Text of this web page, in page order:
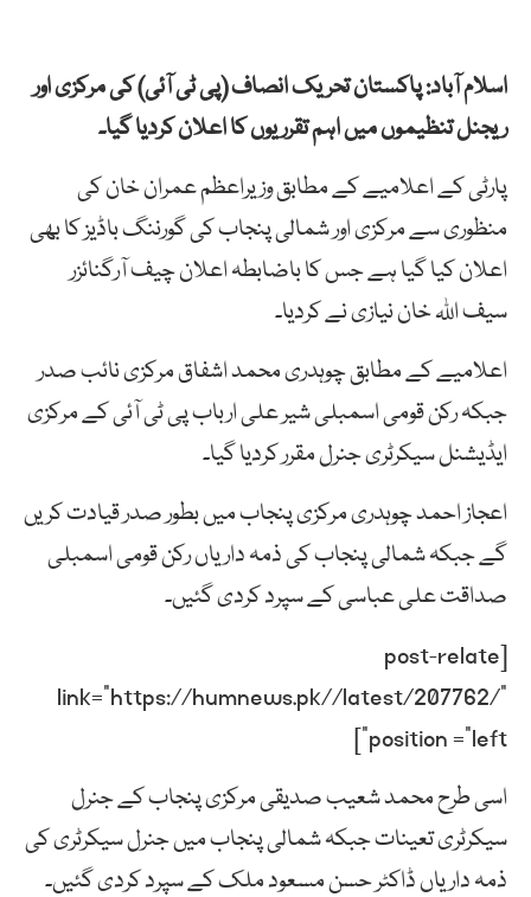
اسلام آباد: پاکستان تحریک انصاف (پی ٹی آئی) کی مرکزی اور
ریجنل تنظیموں میں اہم تقرریوں کا اعلان کردیا گیا۔
پارٹی کے اعلامیے کے مطابق وزیراعظم عمران خان کی
منظوری سے مرکزی اور شمالی پنجاب کی گورننگ باڈیز کا بھی
اعلان کیا گیا ہے جس کا باضابطہ اعلان چیف آرگنائزر
سیف اللہ خان نیازی نے کردیا۔
اعلامیے کے مطابق چوہدری محمد اشفاق مرکزی نائب صدر
جبکہ رکن قومی اسمبلی شیر علی ارباب پی ٹی آئی کے مرکزی
ایڈیشنل سیکرٹری جنرل مقرر کردیا گیا۔
اعجاز احمد چوہدری مرکزی پنجاب میں بطور صدر قیادت کریں
گے جبکہ شمالی پنجاب کی ذمہ داریاں رکن قومی اسمبلی
صداقت علی عباسی کے سپرد کردی گئیں۔
[post-relate
link=”https://humnews.pk//latest/207762/”
position =”left”]
اسی طرح محمد شعیب صدیقی مرکزی پنجاب کے جنرل
سیکرٹری تعینات جبکہ شمالی پنجاب میں جنرل سیکرٹری کی
ذمہ داریاں ڈاکٹر حسن مسعود ملک کے سپرد کردی گئیں۔